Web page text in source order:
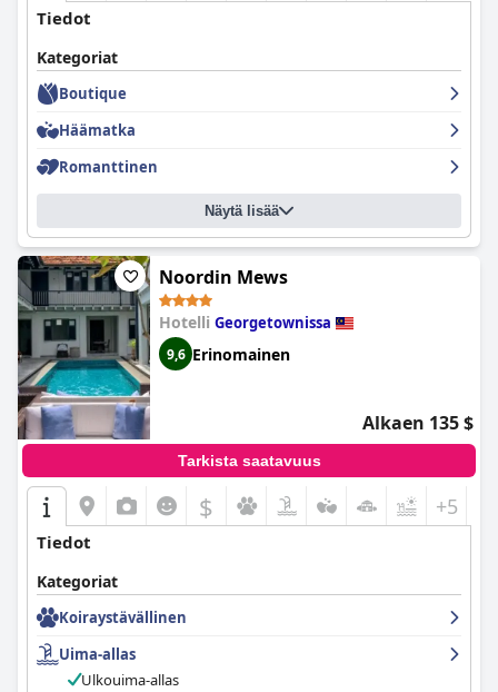
Tiedot
Kategoriat
Boutique
Häämatka
Romanttinen
Näytä lisää
Noordin Mews
Hotelli Georgetownissa
9,6 Erinomainen
Alkaen 135 $
Tarkista saatavuus
$ +5
Tiedot
Kategoriat
Koiraystävällinen
Uima-allas
Ulkouima-allas